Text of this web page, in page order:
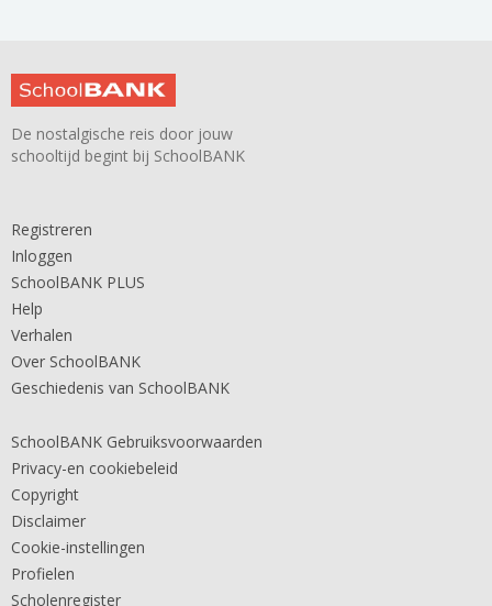
De nostalgische reis door jouw
schooltijd begint bij SchoolBANK
Registreren
Inloggen
SchoolBANK PLUS
Help
Verhalen
Over SchoolBANK
Geschiedenis van SchoolBANK
SchoolBANK Gebruiksvoorwaarden
Privacy-en cookiebeleid
Copyright
Disclaimer
Cookie-instellingen
Profielen
Scholenregister